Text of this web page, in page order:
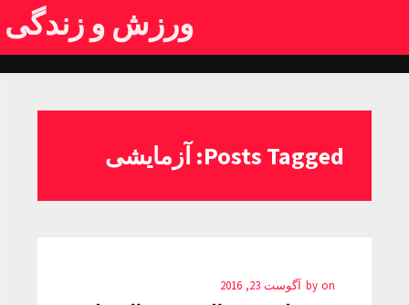
ورزش و زندگی
Posts Tagged: آزمایشی
by on آگوست 23, 2016